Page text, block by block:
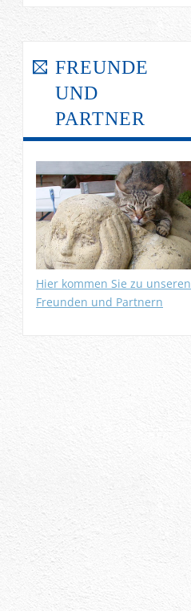
FREUNDE
UND
PARTNER
Hier kommen Sie zu unseren
Freunden und Partnern